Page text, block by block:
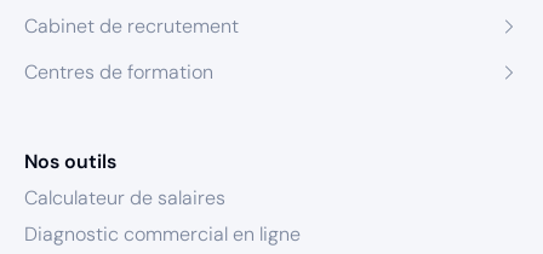
Cabinet de recrutement
Centres de formation
Nos outils
Calculateur de salaires
Diagnostic commercial en ligne